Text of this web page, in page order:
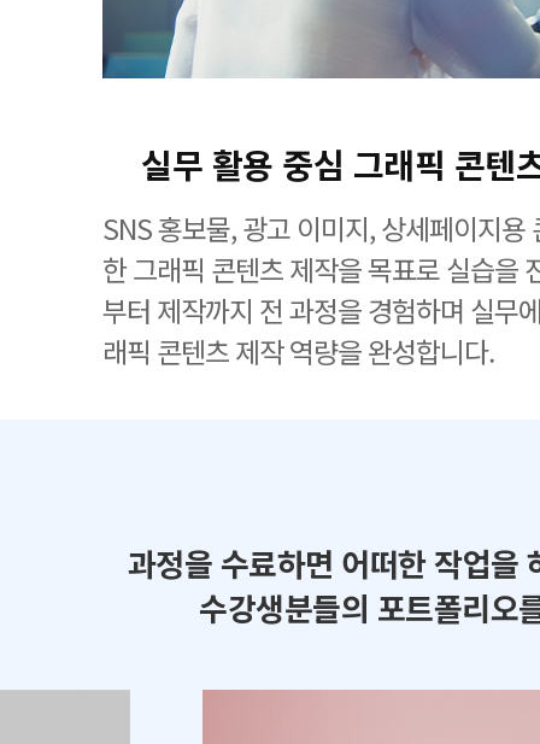
실무 활용 중심 그래픽 콘텐
SNS 홍보물, 광고 이미지, 상세페이지용
한 그래픽 콘텐츠 제작을 목표로 실습을
부터 제작까지 전 과정을 경험하며 실무
래픽 콘텐츠 제작 역량을 완성합니다.
과정을 수료하면 어떠한 작업을
수강생분들의 포트폴리오